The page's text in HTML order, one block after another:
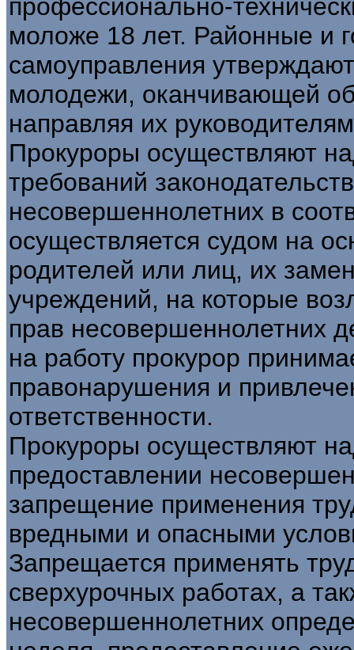
профессионально-
моложе 18 лет. Районные и
самоуправления
молодежи, оканчивающей
направляя их
Прокуроры осуществляют
требований
несовершеннолетних в
осуществляется судом на
родителей или лиц, их
учреждений, на которые
прав несовершеннолетних
на работу прокурор
правонарушения и
ответственности.
Прокуроры осуществляют
предоставлении
запрещение применения
вредными и опасными
Запрещается применять
сверхурочных работах, а
несовершеннолетних